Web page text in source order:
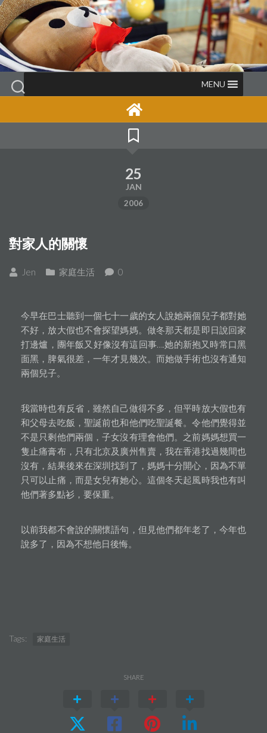
Skip
to
content
MENU
25
JAN
2006
對家人的關懷
Jen 家庭生活 0
今早在巴士聽到一個七十一歲的女人說她兩個兒子都對她
不好，放大假也不會探望媽媽。做冬那天都是即日說回家
打邊爐，團年飯又好像沒有這回事….她的新抱又時常口黑
面黑，脾氣很差，一年才見幾次。而她做手術也沒有通知
兩個兒子。
我當時也有反省，雖然自己做得不多，但平時放大假也有
和父母去吃飯，聖誕前也和他們吃聖誕餐。令他們覺得並
不是只剩他們兩個，子女沒有理會他們。之前媽媽想買一
隻止痛膏布，只有北京及廣州售賣，我在香港找過幾間也
沒有，結果後來在深圳找到了，媽媽十分開心，因為不單
只可以止痛，而是女兒有她心。這個冬天起風時我也有叫
他們著多點衫，要保重。
以前我都不會說的關懷語句，但見他們都年老了，今年也
說多了，因為不想他日後悔。
Tags: 家庭生活
SHARE